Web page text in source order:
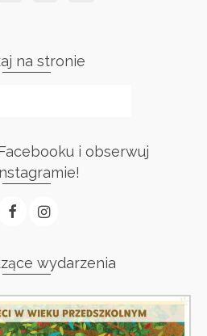
na stronie
i obserwuj
wydarzenia